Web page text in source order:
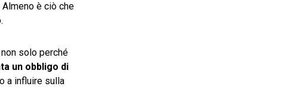
Almeno è ciò che
solo perché
un obbligo di
a influire sulla